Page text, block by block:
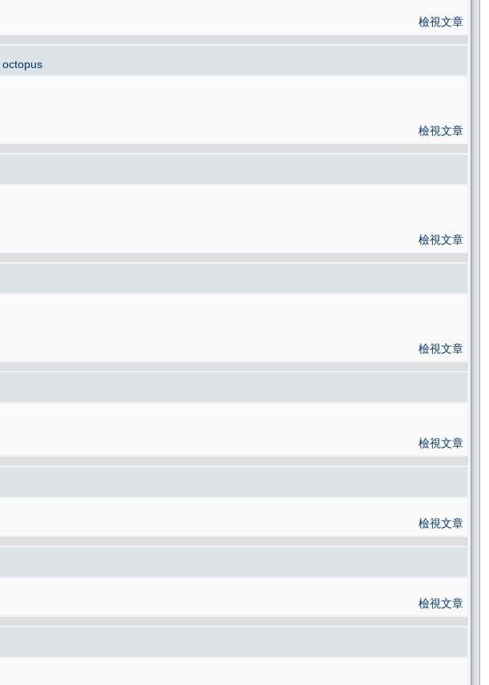
檢視文章
octopus
檢視文章
檢視文章
檢視文章
檢視文章
檢視文章
檢視文章